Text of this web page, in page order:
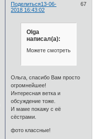
Поделиться 67
13-06-
2018 16:43:02
Olga
написал(а):
Можете смотреть
Ольга, спасибо Вам просто
огромнейшее!
Интересная ветка и
обсуждение тоже.
И маме покажу с её
сёстрами.
фото классные!